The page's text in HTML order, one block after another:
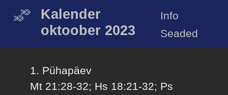
Kalender
oktoober 2023
Info
Seaded
1. Pühapäev
Mt 21:28-32; Hs 18:21-32; Ps